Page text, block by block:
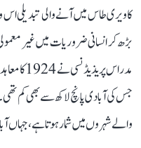
کاویری طاس میں آنے والی تبدیلی
بڑھ کر انسانی ضروریات میں غیر
مدراس
جس کی آبادی پانچ لاکھ سے بھی کم
والے شہروں میں شمار ہوتا ہے، جہاں